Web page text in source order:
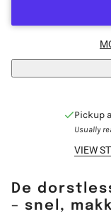
Pickup
Usually
VIEW
De
– snel,
Login
and view your